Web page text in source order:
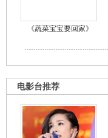
《蔬菜宝宝要回家》
电影台推荐